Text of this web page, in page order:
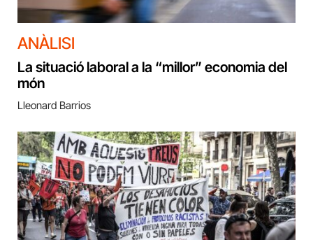
ANÀLISI
La situació laboral a la “millor” economia del
món
Lleonard Barrios